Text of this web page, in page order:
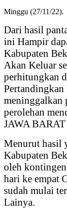
Minggu (27/11/22).
Dari hasil
ini Hampir
Kabupaten
Akan Keluar
perhitungkan
Pertandingkan
meninggalkan
perolehan
JAWA
Menurut hasil
Kabupaten
oleh
hari ke empat
sudah mulai
Lainya.